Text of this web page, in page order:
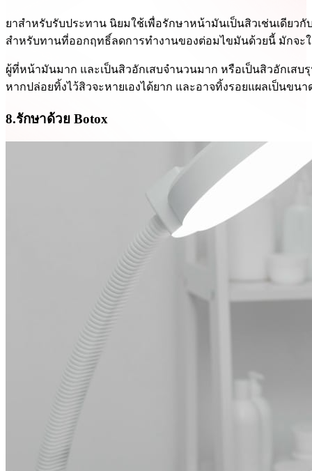
ยาสำหรับรับประทาน นิยมใช้เพื่อรักษาหน้ามันเป็นสิวเช่นเดียว
สำหรับทานที่ออกฤทธิ์ลดการทำงานของต่อมไขมันด้วยนี้ มักจะ
ผู้ที่หน้ามันมาก และเป็นสิวอักเสบจำนวนมาก หรือเป็นสิวอักเส
หากปล่อยทิ้งไว้สิวจะหายเองได้ยาก และอาจทิ้งรอยแผลเป็นขน
8.รักษาด้วย Botox